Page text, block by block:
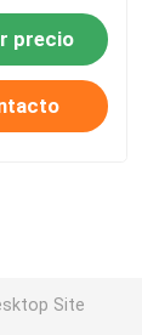
precio
Site